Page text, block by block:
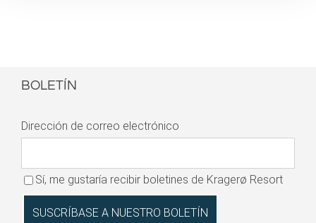
BOLETÍN
Dirección de correo electrónico
Sí, me gustaría recibir boletines de Kragerø Resort